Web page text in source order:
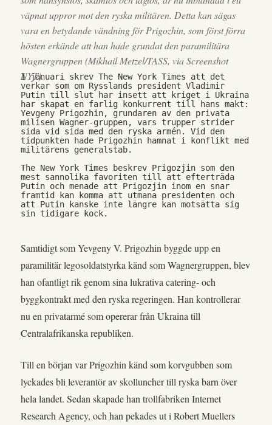
väpnat uppror mot den ryska militären. Detta kan sägas
vara en betydande vändning för Prigozhin, som först förra
hösten erkände att han hade grundat den paramilitära
Wagnergruppen (Mikhail Metzel/TASS, via Screenshot
NYT).
I januari skrev The New York Times att det
verkar som om Rysslands president Vladimir
Putin till slut har insett att kriget i Ukraina
har skapat en farlig konkurrent till hans makt:
Yevgeny Prigozhin, grundaren av den privata
milisen Wagner-gruppen, vars trupper strider
sida vid sida med den ryska armén. Vid den
tidpunkten hade Prigozhin hamnat i konflikt med
militärens generalstab.
The New York Times beskrev Prigozjin som den
mest sannolika favoriten till att efterträda
Putin och menade att Prigozjin inom en snar
framtid kan komma att utmana presidenten och
att Putin kanske inte längre kan motsätta sig
sin tidigare kock.
Samtidigt som Yevgeny V. Prigozhin byggde upp en
paramilitär legosoldatstyrka känd som Wagnergruppen, blev
han ofantligt rik genom sina lukrativa catering- och
byggkontrakt med den ryska regeringen. Han kontrollerar
nu en privatarmé som opererar från Ukraina till
Centralafrikanska republiken.
Till en början var Prigozhin känd som korvgubben som
lyckades bli leverantör av skolluncher till ryska barn över
hela landet. Sedan skapade han trollfabriken Internet
Research Agency, och han pekades ut i Robert Muellers